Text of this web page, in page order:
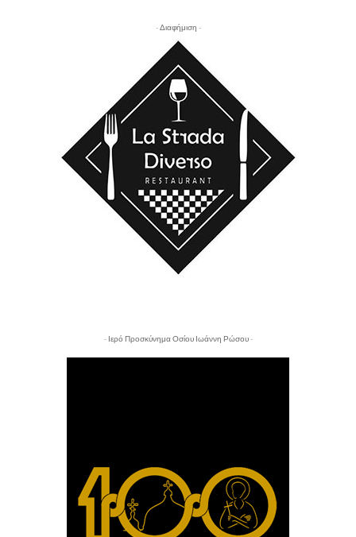
- Διαφήμιση -
- Ιερό Προσκύνημα Οσίου Ιωάννη Ρώσου -